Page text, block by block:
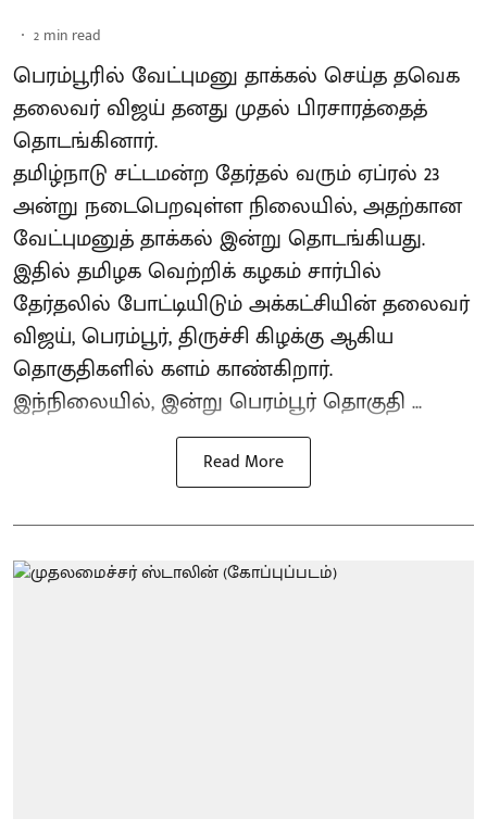
2 min read
பெரம்பூரில் வேட்புமனு தாக்கல் செய்த தவெக
தலைவர் விஜய் தனது முதல் பிரசாரத்தைத்
தொடங்கினார்.
தமிழ்நாடு சட்டமன்ற தேர்தல் வரும் ஏப்ரல் 23
அன்று நடைபெறவுள்ள நிலையில், அதற்கான
வேட்புமனுத் தாக்கல் இன்று தொடங்கியது.
இதில் தமிழக வெற்றிக் கழகம் சார்பில்
தேர்தலில் போட்டியிடும் அக்கட்சியின் தலைவர்
விஜய், பெரம்பூர், திருச்சி கிழக்கு ஆகிய
தொகுதிகளில் களம் காண்கிறார்.
இந்நிலையில், இன்று பெரம்பூர் தொகுதி ...
Read More